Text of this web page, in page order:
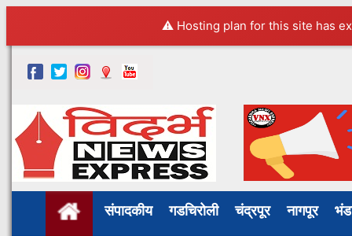
⚠️ Hosting plan for this site has
संपादकीय गडचिरोली चंद्रपूर नागपूर